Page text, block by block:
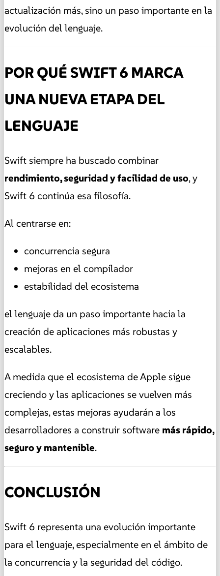
actualización más, sino un paso importante en la
evolución del lenguaje.
POR QUÉ SWIFT 6 MARCA
UNA NUEVA ETAPA DEL
LENGUAJE
Swift siempre ha buscado combinar
rendimiento, seguridad y facilidad de uso, y
Swift 6 continúa esa filosofía.
Al centrarse en:
concurrencia segura
mejoras en el compilador
estabilidad del ecosistema
el lenguaje da un paso importante hacia la
creación de aplicaciones más robustas y
escalables.
A medida que el ecosistema de Apple sigue
creciendo y las aplicaciones se vuelven más
complejas, estas mejoras ayudarán a los
desarrolladores a construir software más rápido,
seguro y mantenible.
CONCLUSIÓN
Swift 6 representa una evolución importante
para el lenguaje, especialmente en el ámbito de
la concurrencia y la seguridad del código.